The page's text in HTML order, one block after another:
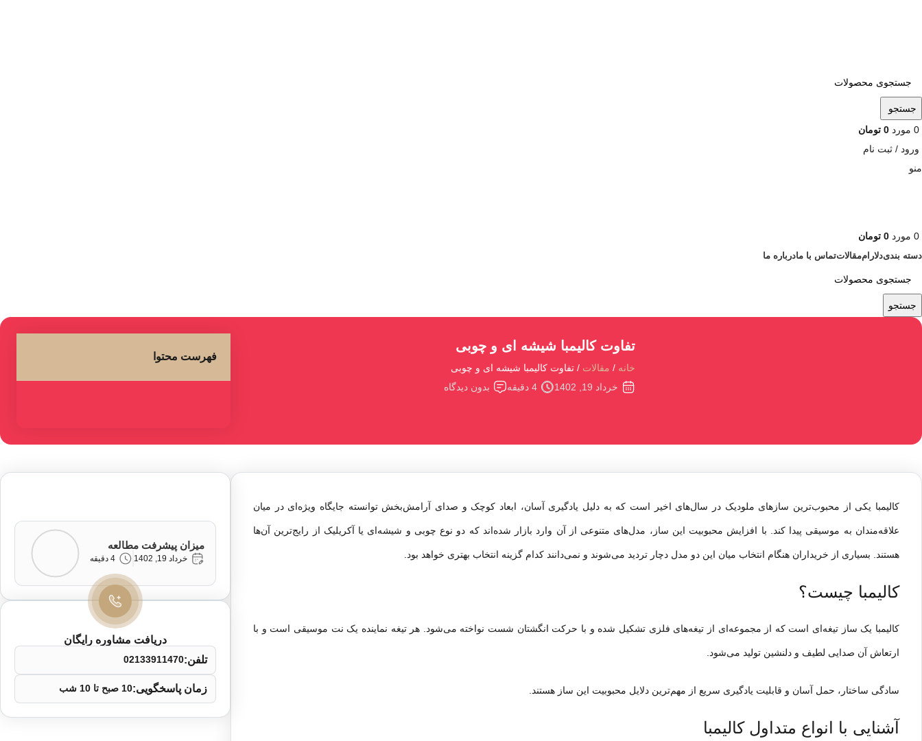
جستجو
0 مورد 0 تومان
ورود / ثبت نام
منو
0 مورد 0 تومان
دسته بندیدلاراممقالاتتماس با مادرباره ما
جستجو
تفاوت کالیمبا شیشه ای و چوبی
خانه مقالات
تفاوت کالیمبا شیشه ای و چوبی
خرداد 19, 1402
4 دقیقه بدون دیدگاه
فهرست محتوا
کالیمبا یکی از محبوب‌ترین سازهای ملودیک در سال‌های اخیر است که به دلیل یادگیری آسان، ابعاد کوچک و صدای آرامش‌بخش توانسته جایگاه ویژه‌ای در میان
علاقه‌مندان به موسیقی پیدا کند. با افزایش محبوبیت این ساز، مدل‌های متنوعی از آن وارد بازار شده‌اند که دو نوع چوبی و شیشه‌ای یا آکریلیک از رایج‌ترین آن‌ها
هستند. بسیاری از خریداران هنگام انتخاب میان این دو مدل دچار تردید می‌شوند و نمی‌دانند کدام گزینه انتخاب بهتری خواهد بود.
کالیمبا چیست؟
کالیمبا یک ساز تیغه‌ای است که از مجموعه‌ای از تیغه‌های فلزی تشکیل شده و با حرکت انگشتان شست نواخته می‌شود. هر تیغه نماینده یک نت موسیقی است و با
ارتعاش آن صدایی لطیف و دلنشین تولید می‌شود.
سادگی ساختار ، حمل آسان و قابلیت یادگیری سریع از مهم‌ترین دلایل محبوبیت این ساز هستند.
آشنایی با انواع متداول کالیمبا
میزان پیشرفت مطالعه
خرداد 19, 1402 4 دقیقه
دریافت مشاوره رایگان
تلفن:02133911470
زمان پاسخگویی:10 صبح تا 10 شب